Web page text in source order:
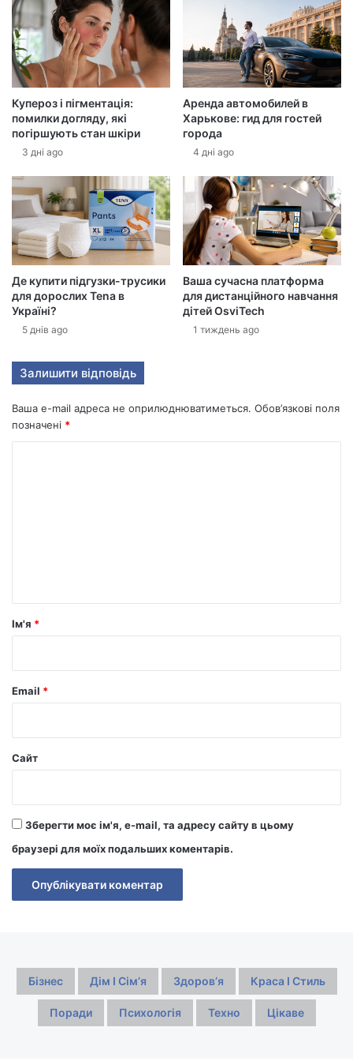
ш
е
л
е
к
т
р
о
н
у
а
д
р
е
у
Купероз і пігментація:
помилки догляду, які
погіршують стан шкіри
3 дні ago
Аренда автомобилей в
Харькове: гид для гостей
города
4 дні ago
Де купити підгузки-трусики
для дорослих Tena в
Україні?
5 днів ago
Ваша сучасна платформа
для дистанційного навчання
дітей OsviTech
1 тиждень ago
Залишити відповідь
Ваша e-mail адреса не оприлюднюватиметься. Обов’язкові поля
позначені *
р
Ім'я *
Email *
Сайт
Зберегти моє ім'я, e-mail, та адресу сайту в цьому
браузері для моїх подальших коментарів.
Бізнес Дім І Сімʼя Здоровʼя Краса І Стиль
Поради Психологія Техно Цікаве